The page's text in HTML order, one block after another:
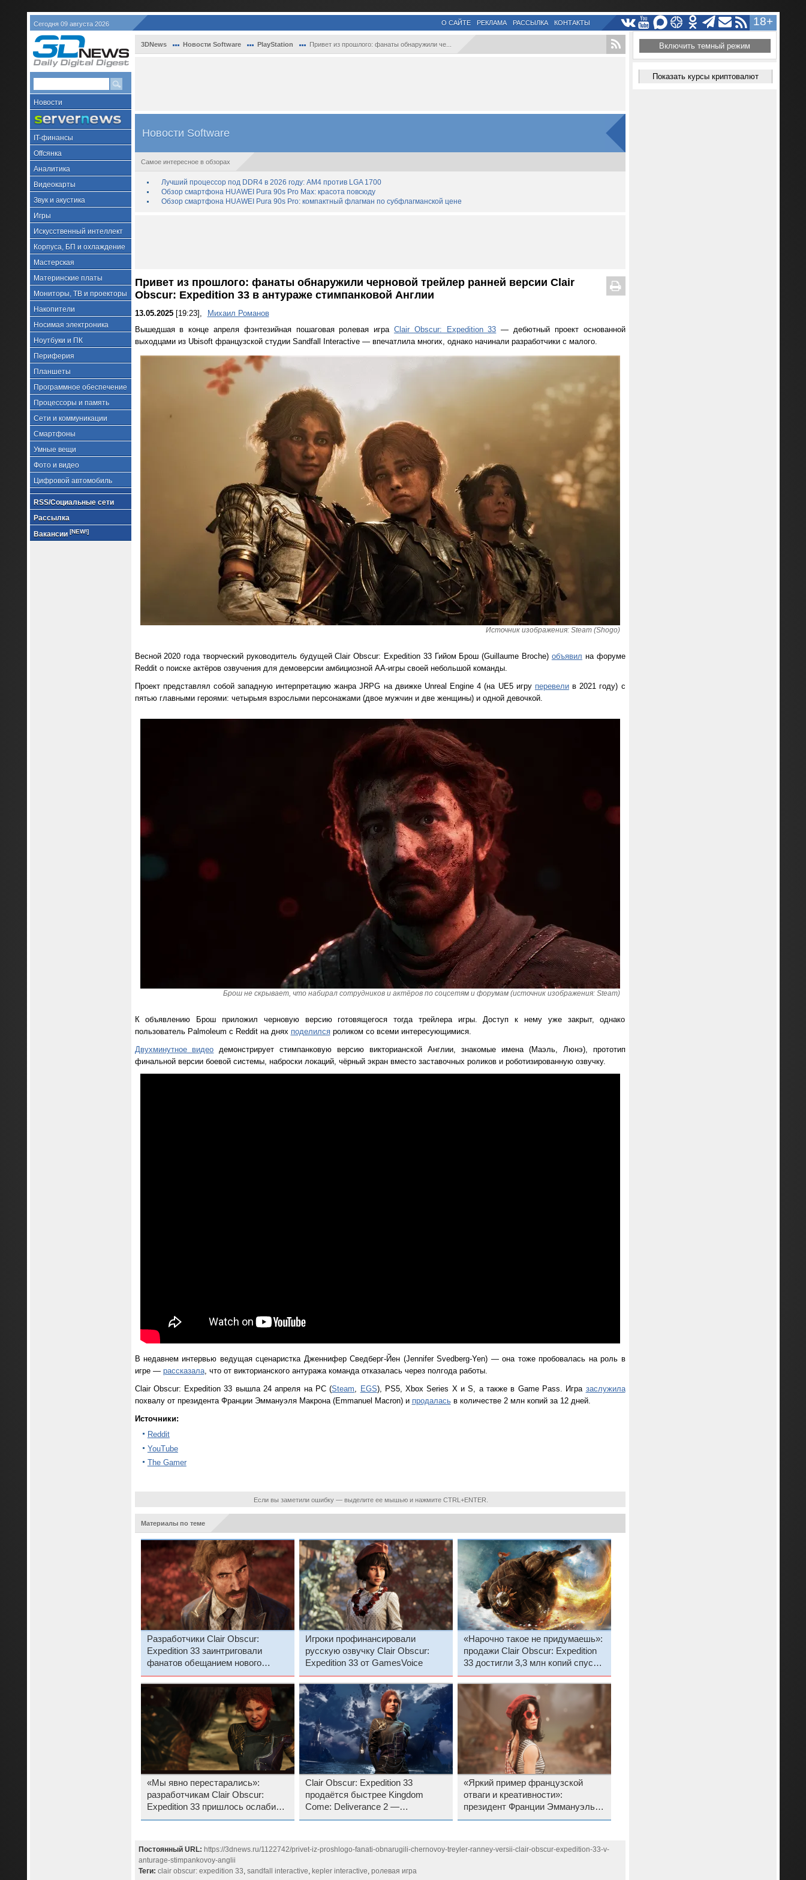
Сегодня 09 августа 2026 18+
О САЙТЕ РЕКЛАМА РАССЫЛКА КОНТАКТЫ
Новости
IT-финансы
Offсянка
Аналитика
Видеокарты
Звук и акустика
Игры
Искусственный интеллект
Корпуса, БП и охлаждение
Мастерская
Материнские платы
Мониторы, ТВ и проекторы
Накопители
Носимая электроника
Ноутбуки и ПК
Периферия
Планшеты
Программное обеспечение
Процессоры и память
Сети и коммуникации
Смартфоны
Умные вещи
Фото и видео
Цифровой автомобиль
RSS/Социальные сети
Рассылка
Вакансии [NEW!]
3DNews Новости Software PlayStation Привет из прошлого: фанаты обнаружили че...
Новости Software
Самое интересное в обзорах
Лучший процессор под DDR4 в 2026 году: AM4 против LGA 1700
Обзор смартфона HUAWEI Pura 90s Pro Max: красота повсюду
Обзор смартфона HUAWEI Pura 90s Pro: компактный флагман по субфлагманской цене
Привет из прошлого: фанаты обнаружили черновой трейлер ранней версии Clair
Obscur: Expedition 33 в антураже стимпанковой Англии
13.05.2025[19:23],
Михаил Романов
Вышедшая в конце апреля фэнтезийная пошаговая ролевая игра Clair Obscur: Expedition 33 — дебютный проект основанной
выходцами из Ubisoft французской студии Sandfall Interactive — впечатлила многих, однако начинали разработчики с малого.
Источник изображения: Steam (Shogo)
Весной 2020 года творческий руководитель будущей Clair Obscur: Expedition 33 Гийом Брош (Guillaume Broche) объявил на форуме
Reddit о поиске актёров озвучения для демоверсии амбициозной AA-игры своей небольшой команды.
Проект представлял собой западную интерпретацию жанра JRPG на движке Unreal Engine 4 (на UE5 игру перевелив 2021 году) с
пятью главными героями: четырьмя взрослыми персонажами (двое мужчин и две женщины) и одной девочкой.
Брош не скрывает, что набирал сотрудников и актёров по соцсетям и форумам (источник изображения: Steam)
К объявлению Брош приложил черновую версию готовящегося тогда трейлера игры. Доступ к нему уже закрыт, однако
пользователь Palmoleum с Reddit на днях поделилсяроликом со всеми интересующимися.
Двухминутное видео демонстрирует стимпанковую версию викторианской Англии, знакомые имена (Маэль, Люнэ), прототип
финальной версии боевой системы, наброски локаций, чёрный экран вместо заставочных роликов и роботизированную озвучку.
В недавнем интервью ведущая сценаристка Дженнифер Сведберг-Йен (Jennifer Svedberg-Yen) — она тоже пробовалась на роль в
игре — рассказала, что от викторианского антуража команда отказалась через полгода работы.
Clair Obscur: Expedition 33 вышла 24 апреля на PC (Steam EGS), PS5, Xbox Series X и S, а также в Game Pass. Игра заслужила
похвалу от президента Франции Эммануэля Макрона (Emmanuel Macron) и продаласьв количестве 2 млн копий за 12 дней.
Источники:
Reddit
YouTube
The Gamer
Если вы заметили ошибку — выделите ее мышью и нажмите CTRL+ENTER.
Материалы по теме
Разработчики Clair Obscur:
Expedition 33 заинтриговали
фанатов обещанием нового
контента и будущих улучшений
Игроки профинансировали
русскую озвучку Clair Obscur:
Expedition 33 от GamesVoice
«Нарочно такое не придумаешь»:
продажи Clair Obscur: Expedition
33 достигли 3,3 млн копий спустя
33 дня после релиза
«Мы явно перестарались»:
разработчикам Clair Obscur:
Expedition 33 пришлось ослабить
умение, которое позволяло
Clair Obscur: Expedition 33
продаётся быстрее Kingdom
Come: Deliverance 2 —
разработчики похвастались
«Яркий пример французской
отваги и креативности»:
президент Франции Эммануэль
Макрон оценил Clair Obscur:
Постоянный URL: https://3dnews.ru/1122742/privet-iz-proshlogo-fanati-obnarugili-chernovoy-treyler-ranney-versii-clair-obscur-expedition-33-v-
anturage-stimpankovoy-anglii
Теги: clair obscur: expedition 33, sandfall interactive, kepler interactive, ролевая игра
Включить темный режим
Показать курсы криптовалют